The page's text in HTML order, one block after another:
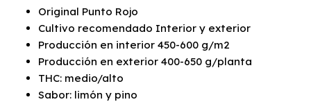
Original Punto Rojo
Cultivo recomendado Interior y exterior
Producción en interior 450-600 g/m2
Producción en exterior 400-650 g/planta
THC: medio/alto
Sabor: limón y pino